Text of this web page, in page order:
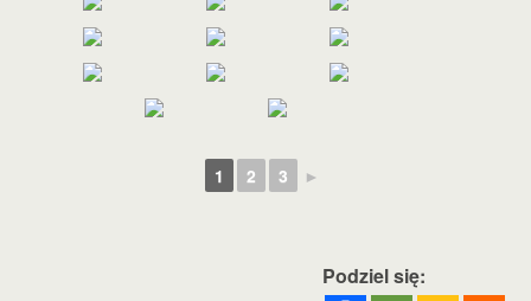
1 2 3 ►
Podziel się: